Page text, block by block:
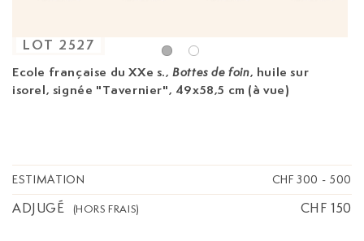
Ecole française du XXe s.,Bottes de foin, huile sur
isorel, signée "Tavernier", 49x58,5 cm (à vue)
LOT 2527
ESTIMATION CHF 300 - 500
ADJUGÉ (HORS FRAIS) CHF 150